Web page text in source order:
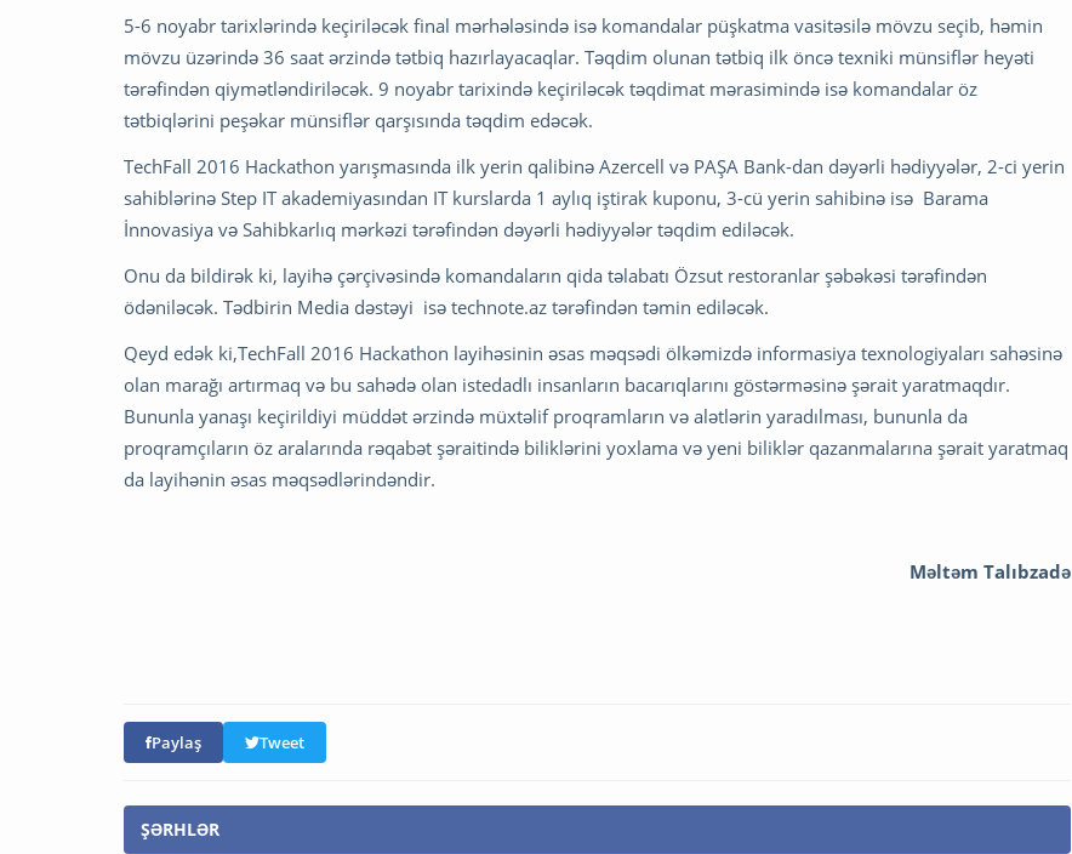
5-6 noyabr tarixlərində keçiriləcək final mərhələsində isə komandalar püşkatma vasitəsilə mövzu seçib, həmin
mövzu üzərində 36 saat ərzində tətbiq hazırlayacaqlar. Təqdim olunan tətbiq ilk öncə texniki münsiflər heyəti
tərəfindən qiymətləndiriləcək. 9 noyabr tarixində keçiriləcək təqdimat mərasimində isə komandalar öz
tətbiqlərini peşəkar münsiflər qarşısında təqdim edəcək.
TechFall 2016 Hackathon yarışmasında ilk yerin qalibinə Azercell və PAŞA Bank-dan dəyərli hədiyyələr, 2-ci yerin
sahiblərinə Step IT akademiyasından IT kurslarda 1 aylıq iştirak kuponu, 3-cü yerin sahibinə isə Barama
İnnovasiya və Sahibkarlıq mərkəzi tərəfindən dəyərli hədiyyələr təqdim ediləcək.
Onu da bildirək ki, layihə çərçivəsində komandaların qida təlabatı Özsut restoranlar şəbəkəsi tərəfindən
ödəniləcək. Tədbirin Media dəstəyi isə technote.az tərəfindən təmin ediləcək.
Qeyd edək ki,TechFall 2016 Hackathon layihəsinin əsas məqsədi ölkəmizdə informasiya texnologiyaları sahəsinə
olan marağı artırmaq və bu sahədə olan istedadlı insanların bacarıqlarını göstərməsinə şərait yaratmaqdır.
Bununla yanaşı keçirildiyi müddət ərzində müxtəlif proqramların və alətlərin yaradılması, bununla da
proqramçıların öz aralarında rəqabət şəraitində biliklərini yoxlama və yeni biliklər qazanmalarına şərait yaratmaq
da layihənin əsas məqsədlərindəndir.
Məltəm Talıbzadə
Paylaş Tweet
ŞƏRHLƏR